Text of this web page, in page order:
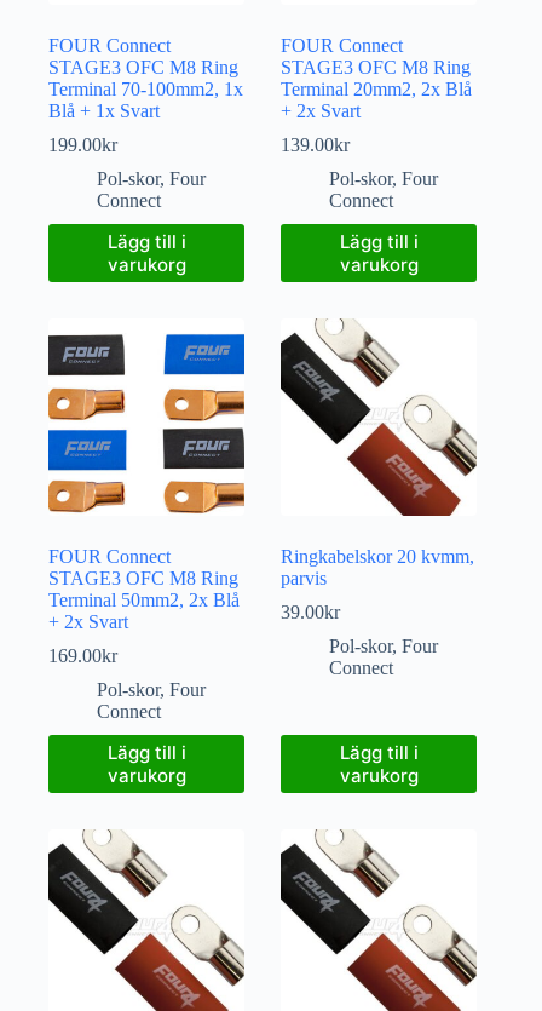
FOUR Connect
STAGE3 OFC M8 Ring
Terminal 70-100mm2, 1x
Blå + 1x Svart
199.00kr
Pol-skor, Four
Connect
Lägg till i
varukorg
FOUR Connect
STAGE3 OFC M8 Ring
Terminal 20mm2, 2x Blå
+ 2x Svart
139.00kr
Pol-skor,Four
Connect
Lägg till i
varukorg
FOUR Connect
STAGE3 OFC M8 Ring
Terminal 50mm2, 2x Blå
+ 2x Svart
169.00kr
Pol-skor, Four
Connect
Lägg till i
varukorg
Ringkabelskor 20 kvmm,
parvis
39.00kr
Pol-skor,Four
Connect
Lägg till i
varukorg